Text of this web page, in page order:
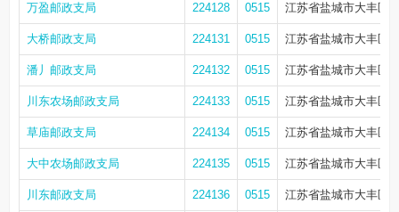
万盈邮政支局 224128 0515 江苏省盐城市大丰区
大桥邮政支局 224131 0515 江苏省盐城市大丰区
潘丿邮政支局 224132 0515 江苏省盐城市大丰区
川东农场邮政支局 224133 0515 江苏省盐城市大丰区
草庙邮政支局 224134 0515 江苏省盐城市大丰区
大中农场邮政支局 224135 0515 江苏省盐城市大丰区
川东邮政支局 224136 0515 江苏省盐城市大丰区